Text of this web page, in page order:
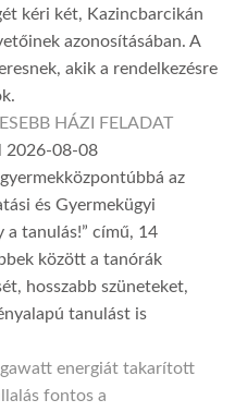
kéri két, Kazincbarcikán
azonosításában. A
akik a rendelkezésre
HÁZI FELADAT
2026-08-08
az
és Gyermekügyi
a tanulás!” című, 14
között a tanórák
hosszabb szüneteket,
tanulást is
energiát takarított
fontos a